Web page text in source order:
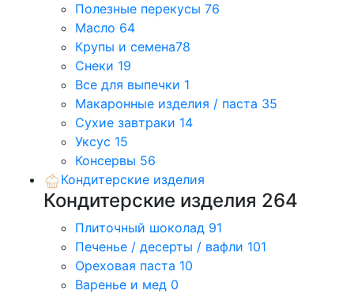
Полезные перекусы 76
Масло 64
Крупы и семена78
Снеки 19
Все для выпечки 1
Макаронные изделия / паста 35
Сухие завтраки 14
Уксус 15
Консервы 56
Кондитерские изделия
Кондитерские изделия 264
Плиточный шоколад 91
Печенье / десерты / вафли 101
Ореховая паста 10
Варенье и мед 0